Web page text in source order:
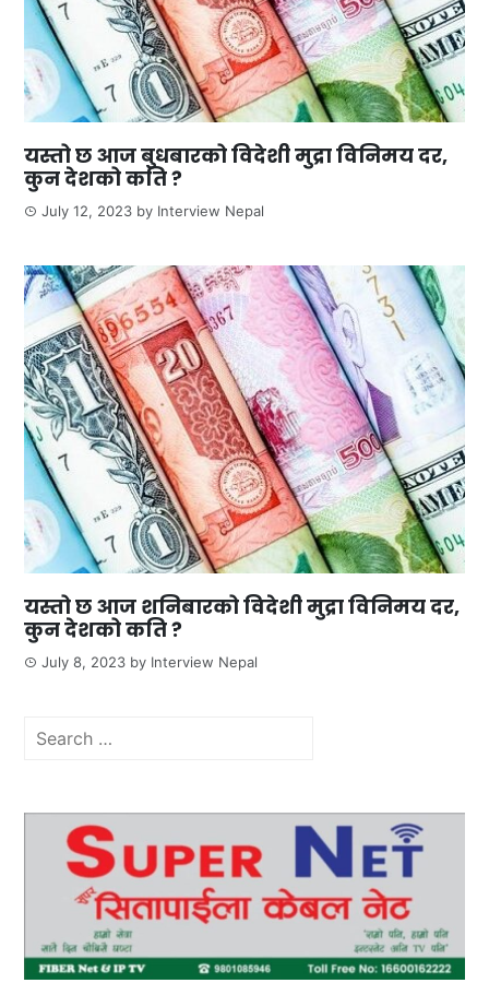
यस्तो छ आज बुधबारको विदेशी मुद्रा विनिमय दर,
कुन देशको कति ?
July 12, 2023 by Interview Nepal
यस्तो छ आज शनिबारको विदेशी मुद्रा विनिमय दर,
कुन देशको कति ?
July 8, 2023 by Interview Nepal
Search